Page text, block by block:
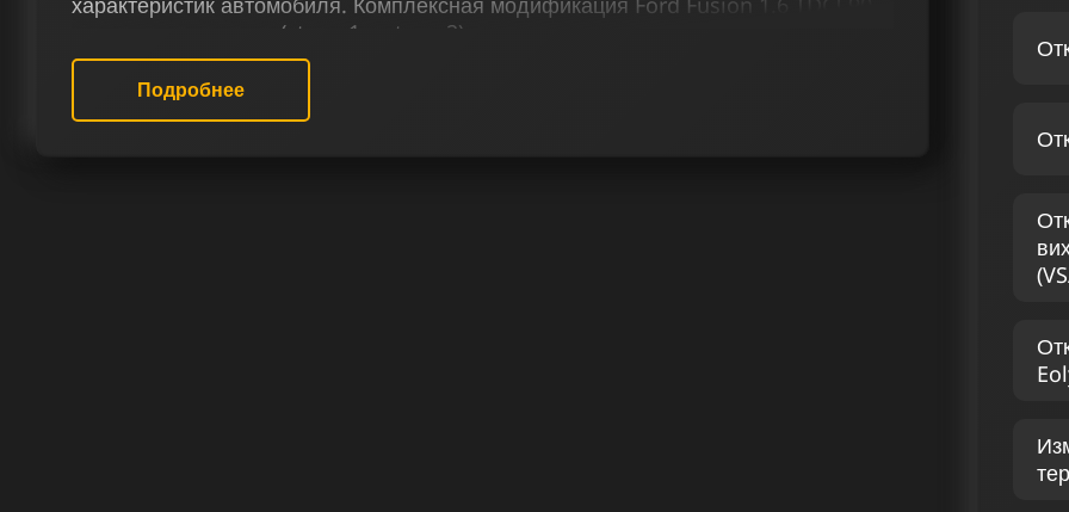
лс через чип тюнинг (stage 1 и stage 2), исключение катализатора (Евро-2),
отключение Evap, отключение EGR, активирование звука отстрелов, деактивация
вихревых заслонок, перенастройка терморегулирования и снятие ограничения
скорости (Speedlimit) приводит к повышению его производительности и
Подробнее